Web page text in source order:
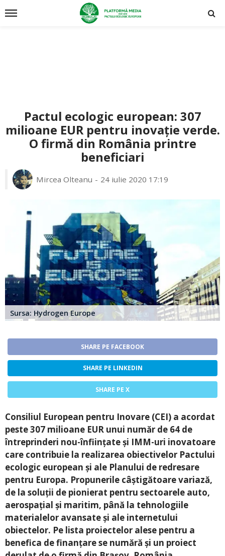
Pactul ecologic european: 307
milioane EUR pentru inovație verde.
O firmă din România printre
beneficiari
Mircea Olteanu 24 iulie 2020 17:19
Sursa: Hydrogen Europe
SHARE PE FACEBOOK
SHARE PE LINKEDIN
SHARE PE X
Consiliul European pentru Inovare (CEI) a acordat
peste 307 milioane EUR unui număr de 64 de
întreprinderi nou-înființate și IMM-uri inovatoare
care contribuie la realizarea obiectivelor Pactului
ecologic european și ale Planului de redresare
pentru Europa. Propunerile câștigătoare variază,
de la soluții de pionierat pentru sectoarele auto,
aerospațial și maritim, până la tehnologiile
materialelor avansate și ale internetului
obiectelor. Pe lista proiectelor alese pentru a
benefica de finanțare se numără și un proiect